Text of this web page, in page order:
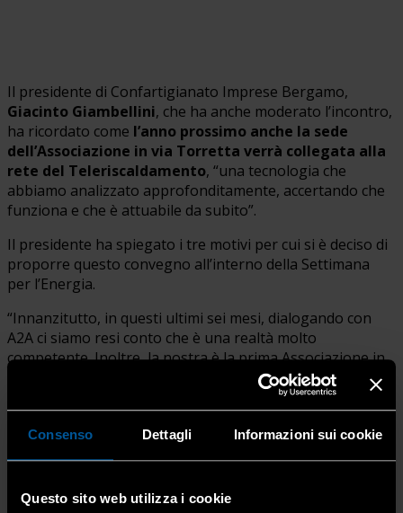
Consenso Dettagli Informazioni sui cookie
Questo sito web utilizza i cookie
Il presidente di Confartigianato Imprese Bergamo,
Giacinto Giambellini, che ha anche moderato l’incontro,
ha ricordato come l’anno prossimo anche la sede
dell’Associazione in via Torretta verrà collegata alla
rete del Teleriscaldamento, “una tecnologia che
abbiamo analizzato approfonditamente, accertando che
funziona e che è attuabile da subito”.
Il presidente ha spiegato i tre motivi per cui si è deciso di
proporre questo convegno all’interno della Settimana
per l’Energia.
“Innanzitutto, in questi ultimi sei mesi, dialogando con
A2A ci siamo resi conto che è una realtà molto
competente. Inoltre, la nostra è la prima Associazione in
Lombardia ad aver organizzato un corso specifico sulla
gestione degli scambiatori di calore per i nostri
installatori. E a questo proposito abbiamo anche chiesto
che la centrale termica che verrà realizzata qui a
Bergamo diventi un’aula per la formazione pratica dei
prezzo, quindi la convenienza di installare e manutenere